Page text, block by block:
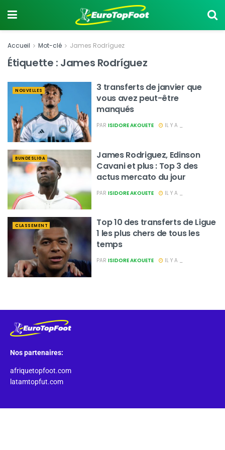
Accueil Mot-clé James Rodríguez
Étiquette : James Rodríguez
NOUVELLES
3 transferts de janvier que
vous avez peut-être
manqués
PAR ISIDORE AKOUETE IL Y A _
BUNDESLIGA
James Rodriguez, Edinson
Cavani et plus : Top 3 des
actus mercato du jour
PAR ISIDORE AKOUETE IL Y A _
CLASSEMENT
Top 10 des transferts de Ligue
1 les plus chers de tous les
temps
PAR ISIDORE AKOUETE IL Y A _
Nos partenaires:
afriquetopfoot.com
latamtopfut.com